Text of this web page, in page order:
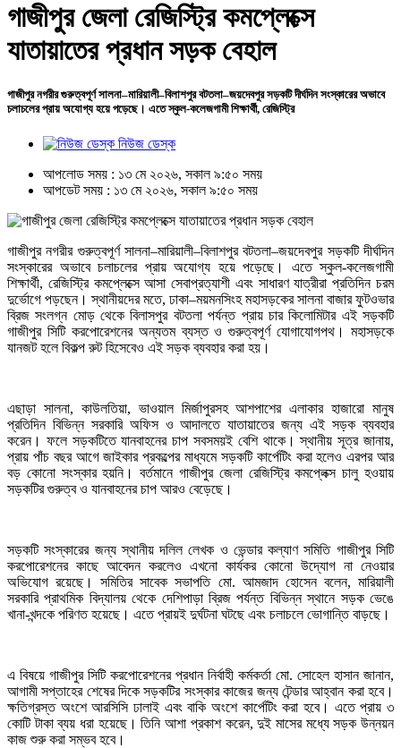
গাজীপুর জেলা রেজিস্ট্রি কমপ্লেক্সে
যাতায়াতের প্রধান সড়ক বেহাল
গাজীপুর নগরীর গুরুত্বপূর্ণ সালনা–মারিয়ালী–বিলাশপুর বটতলা–জয়দেবপুর সড়কটি দীর্ঘদিন সংস্কারের অভাবে
চলাচলের প্রায় অযোগ্য হয়ে পড়েছে। এতে স্কুল-কলেজগামী শিক্ষার্থী, রেজিস্ট্রি
নিউজ ডেস্ক
আপলোড সময় : ১৩ মে ২০২৬, সকাল ৯:৫০ সময়
আপডেট সময় : ১৩ মে ২০২৬, সকাল ৯:৫০ সময়
গাজীপুর নগরীর গুরুত্বপূর্ণ সালনা–মারিয়ালী–বিলাশপুর বটতলা–জয়দেবপুর সড়কটি দীর্ঘদিন
সংস্কারের অভাবে চলাচলের প্রায় অযোগ্য হয়ে পড়েছে। এতে স্কুল-কলেজগামী
শিক্ষার্থী, রেজিস্ট্রি কমপ্লেক্সে আসা সেবাপ্রত্যাশী এবং সাধারণ যাত্রীরা প্রতিদিন চরম
দুর্ভোগে পড়ছেন। স্থানীয়দের মতে, ঢাকা–ময়মনসিংহ মহাসড়কের সালনা বাজার ফুটওভার
ব্রিজ সংলগ্ন মোড় থেকে বিলাসপুর বটতলা পর্যন্ত প্রায় চার কিলোমিটার এই সড়কটি
গাজীপুর সিটি করপোরেশনের অন্যতম ব্যস্ত ও গুরুত্বপূর্ণ যোগাযোগপথ। মহাসড়কে
যানজট হলে বিকল্প রুট হিসেবেও এই সড়ক ব্যবহার করা হয়।
এছাড়া সালনা, কাউলতিয়া, ভাওয়াল মির্জাপুরসহ আশপাশের এলাকার হাজারো মানুষ
প্রতিদিন বিভিন্ন সরকারি অফিস ও আদালতে যাতায়াতের জন্য এই সড়ক ব্যবহার
করেন। ফলে সড়কটিতে যানবাহনের চাপ সবসময়ই বেশি থাকে। স্থানীয় সূত্র জানায়,
প্রায় পাঁচ বছর আগে জাইকার প্রকল্পের মাধ্যমে সড়কটি কার্পেটিং করা হলেও এরপর আর
বড় কোনো সংস্কার হয়নি। বর্তমানে গাজীপুর জেলা রেজিস্ট্রি কমপ্লেক্স চালু হওয়ায়
সড়কটির গুরুত্ব ও যানবাহনের চাপ আরও বেড়েছে।
সড়কটি সংস্কারের জন্য স্থানীয় দলিল লেখক ও ভেন্ডার কল্যাণ সমিতি গাজীপুর সিটি
করপোরেশনের কাছে আবেদন করলেও এখনো কার্যকর কোনো উদ্যোগ না নেওয়ার
অভিযোগ রয়েছে। সমিতির সাবেক সভাপতি মো. আমজাদ হোসেন বলেন, মারিয়ালী
সরকারি প্রাথমিক বিদ্যালয় থেকে দেশিপাড়া ব্রিজ পর্যন্ত বিভিন্ন স্থানে সড়ক ভেঙে
খানা-খন্দকে পরিণত হয়েছে। এতে প্রায়ই দুর্ঘটনা ঘটছে এবং চলাচলে ভোগান্তি বাড়ছে।
এ বিষয়ে গাজীপুর সিটি করপোরেশনের প্রধান নির্বাহী কর্মকর্তা মো. সোহেল হাসান জানান,
আগামী সপ্তাহের শেষের দিকে সড়কটির সংস্কার কাজের জন্য টেন্ডার আহ্বান করা হবে।
ক্ষতিগ্রস্ত অংশে আরসিসি ঢালাই এবং বাকি অংশে কার্পেটিং করা হবে। এতে প্রায় ৩
কোটি টাকা ব্যয় ধরা হয়েছে। তিনি আশা প্রকাশ করেন, দুই মাসের মধ্যে সড়ক উন্নয়ন
কাজ শুরু করা সম্ভব হবে।